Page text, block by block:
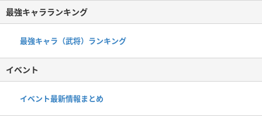
最強キャラランキング
最強キャラ（武将）ランキング
イベント
イベント最新情報まとめ